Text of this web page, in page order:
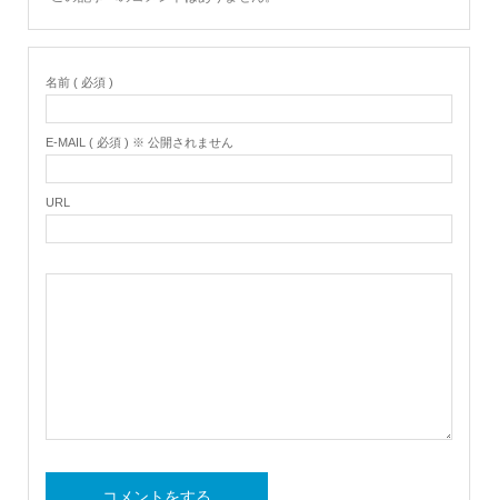
名前 ( 必須 )
E-MAIL ( 必須 ) ※ 公開されません
URL